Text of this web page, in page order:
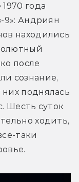
года
9»: Андриян
находились
после
сознание,
поднялась
Шесть суток
ходить,
таки